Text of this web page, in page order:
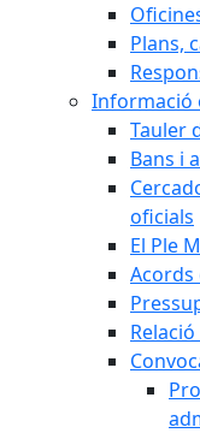
Plans,
Informació
Tauler
Bans i
oficials
El Ple
Acords